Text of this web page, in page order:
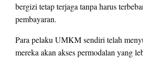
bergizi tetap terjaga tanpa harus
pembayaran.
Para pelaku UMKM sendiri telah
mereka akan akses permodalan yang